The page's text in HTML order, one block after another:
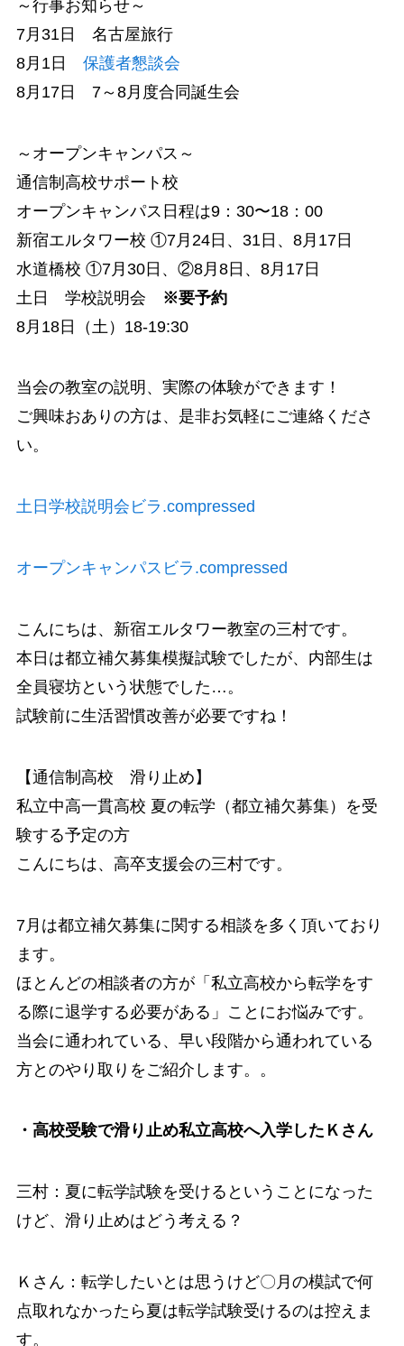
～行事お知らせ～
7月31日 名古屋旅行
8月1日 保護者懇談会
8月17日 7～8月度合同誕生会
～オープンキャンパス～
通信制高校サポート校
オープンキャンパス日程は9：30〜18：00
新宿エルタワー校 ①7月24日、31日、8月17日
水道橋校 ①7月30日、②8月8日、8月17日
土日 学校説明会
※要予約
8月18日（土）18-19:30
当会の教室の説明、実際の体験ができます！
ご興味おありの方は、是非お気軽にご連絡くださ
い。
土日学校説明会ビラ.compressed
オープンキャンパスビラ.compressed
こんにちは、新宿エルタワー教室の三村です。
本日は都立補欠募集模擬試験でしたが、内部生は
全員寝坊という状態でした…。
試験前に生活習慣改善が必要ですね！
【通信制高校 滑り止め】
私立中高一貫高校 夏の転学（都立補欠募集）を受
験する予定の方
こんにちは、高卒支援会の三村です。
7月は都立補欠募集に関する相談を多く頂いており
ます。
ほとんどの相談者の方が「私立高校から転学をす
る際に退学する必要がある」ことにお悩みです。
当会に通われている、早い段階から通われている
方とのやり取りをご紹介します。。
・高校受験で滑り止め私立高校へ入学したＫさん
三村：夏に転学試験を受けるということになった
けど、滑り止めはどう考える？
Ｋさん：転学したいとは思うけど〇月の模試で何
点取れなかったら夏は転学試験受けるのは控えま
す。